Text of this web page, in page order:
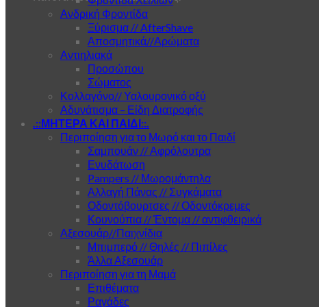
Ανδρική Φροντίδα
Ξύρισμα // AfterShave
Αποσμητικά//Αρώματα
Αντιηλιακά
Προσώπου
Σώματος
Κολλαγόνο// Υαλουρονικό οξύ
Αδυνάτισμα – Είδη Διατροφής
.::ΜΗΤΕΡΑ ΚΑΙ ΠΑΙΔΙ::.
Περιποίηση για το Μωρό και το Παιδί
Σαμπουάν // Αφρόλουτρα
Ενυδάτωση
Pampers // Μωρομάντηλα
Αλλαγή Πάνας // Συγκάματα
Οδοντόβουρτσες // Οδοντόκρεμες
Κουνούπια // Έντομα // αντιφθειρικά
Αξεσουάρ//Παιχνίδια
Μπιμπερό // Θηλές // Πιπίλες
Άλλα Αξεσουάρ
Περιποίηση για τη Μαμά
Επιθέματα
Ραγάδες